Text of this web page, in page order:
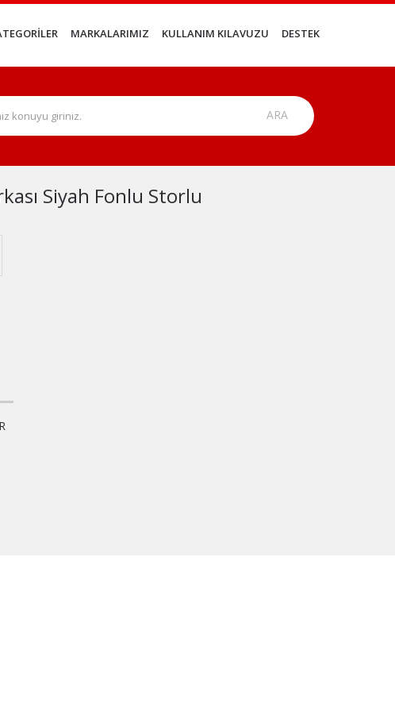
MARKALARIMIZ KULLANIM KILAVUZU DESTEK
Siyah Fonlu Storlu